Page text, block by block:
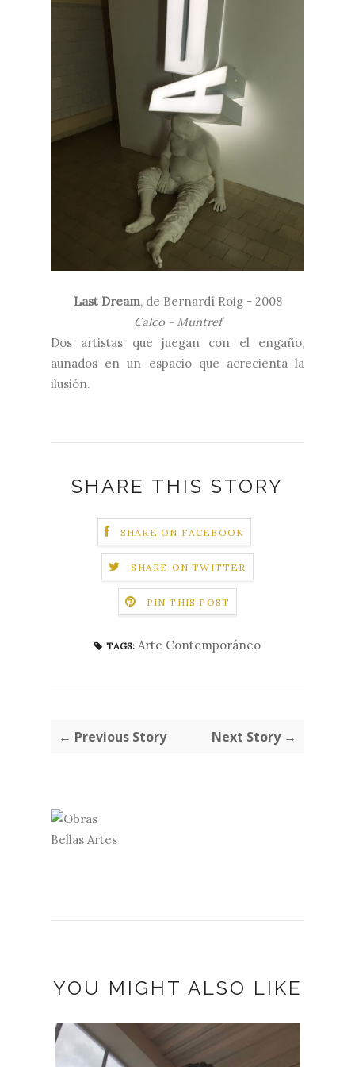
Last Dream, de Bernardí Roig - 2008
Calco - Muntref
Dos artistas que juegan con el engaño,
aunados en un espacio que acrecienta la
ilusión.
SHARE THIS STORY
SHARE ON FACEBOOK
SHARE ON TWITTER
PIN THIS POST
TAGS: Arte Contemporáneo
← Previous Story Next Story →
YOU MIGHT ALSO LIKE